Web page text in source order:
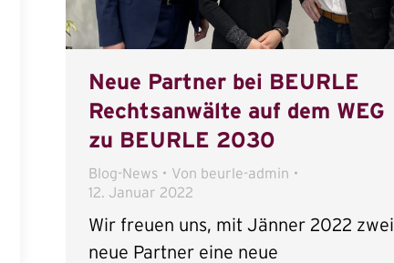
Neue Partner bei BEURLE
Rechtsanwälte auf dem WEG
zu BEURLE 2030
Blog-News Von beurle-admin
12. Januar 2022
Wir freuen uns, mit Jänner 2022 zwei
neue Partner eine neue